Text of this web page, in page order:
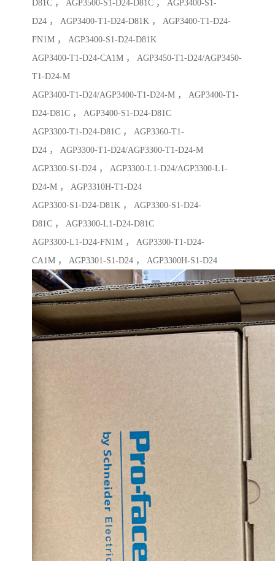
D81C ， AGP3500-S1-D24-D81C ， AGP3400-S1-
D24 ， AGP3400-T1-D24-D81K ， AGP3400-T1-D24-
FN1M ， AGP3400-S1-D24-D81K
AGP3400-T1-D24-CA1M ， AGP3450-T1-D24/AGP3450-
T1-D24-M
AGP3400-T1-D24/AGP3400-T1-D24-M ， AGP3400-T1-
D24-D81C ， AGP3400-S1-D24-D81C
AGP3300-T1-D24-D81C ， AGP3360-T1-
D24 ， AGP3300-T1-D24/AGP3300-T1-D24-M
AGP3300-S1-D24 ， AGP3300-L1-D24/AGP3300-L1-
D24-M ， AGP3310H-T1-D24
AGP3300-S1-D24-D81K ， AGP3300-S1-D24-
D81C ， AGP3300-L1-D24-D81C
AGP3300-L1-D24-FN1M ， AGP3300-T1-D24-
CA1M ， AGP3301-S1-D24 ， AGP3300H-S1-D24